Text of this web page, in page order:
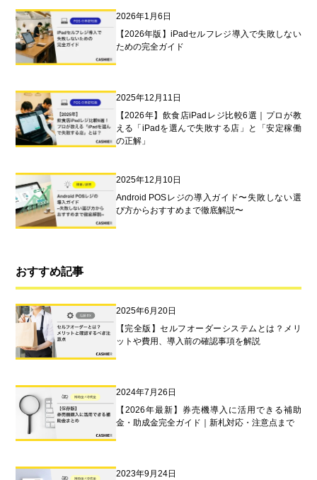
2026年1月6日
【2026年版】iPadセルフレジ導入で失敗しない
ための完全ガイド
2025年12月11日
【2026年】飲食店iPadレジ比較6選｜プロが教
える「iPadを選んで失敗する店」と「安定稼働
の正解」
2025年12月10日
Android POSレジの導入ガイド〜失敗しない選
び方からおすすめまで徹底解説〜
おすすめ記事
2025年6月20日
【完全版】セルフオーダーシステムとは？メリ
ットや費用、導入前の確認事項を解説
2024年7月26日
【2026年最新】券売機導入に活用できる補助
金・助成金完全ガイド｜新札対応・注意点まで
2023年9月24日